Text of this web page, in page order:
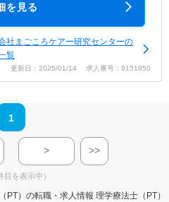
を見る
社まごころケアー研究センターの
覧
更新日：2025/01/14 求人番号：9151850
1
> >>
目を表示中）
PT）の転職・求人情報 理学療法士（PT）